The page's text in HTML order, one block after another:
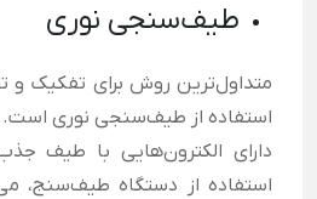
طیف‌سنجی نوری
متداول‌ترین روش برای تفکیک و
استفاده از طیف‌سنجی نوری است.
دارای الکترون‌هایی با طیف
استفاده از دستگاه طیف‌سنج،